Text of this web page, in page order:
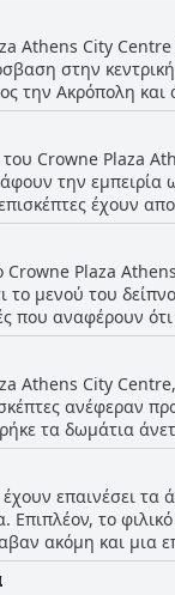
Athens City Centre
στην
την Ακρόπολη και
Το
στους γύρω
βρίσκεται σε
την τοποθεσία
περιβάλλον.
ξενοδοχείου
όποιον
του Crowne Plaza
την εμπειρία
έχουν
καθώς και την
έχουν βρει
Ενώ ορισμένοι
προσωπικό, την
ή την ποιότητα
τη διάρκεια της
Plaza Athens
το μενού του
που αναφέρουν
booking.com που
Ορισμένοι
του δείπνου.
το οποίο
φαγητού
Athens City
ανέφεραν
τα δωμάτια
κοντινές
με την
και το στυλ τους.
έχουν επαινέσει
Επιπλέον, το
ακόμη και μια
διπλά.